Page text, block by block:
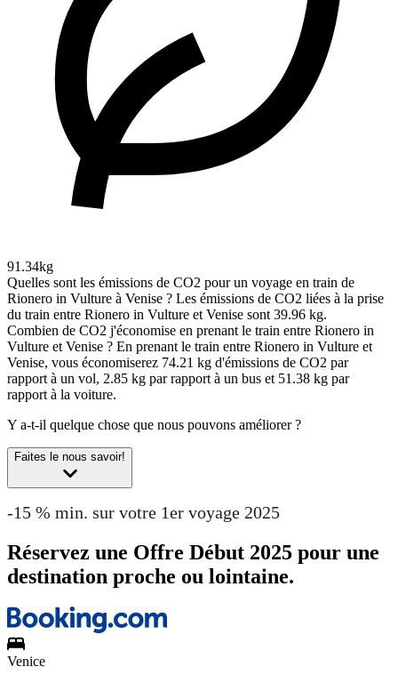
91.34kg
Quelles sont les émissions de CO2 pour un voyage en train de
Rionero in Vulture à Venise ? Les émissions de CO2 liées à la prise
du train entre Rionero in Vulture et Venise sont 39.96 kg.
Combien de CO2 j'économise en prenant le train entre Rionero in
Vulture et Venise ? En prenant le train entre Rionero in Vulture et
Venise, vous économiserez 74.21 kg d'émissions de CO2 par
rapport à un vol, 2.85 kg par rapport à un bus et 51.38 kg par
rapport à la voiture.
Y a-t-il quelque chose que nous pouvons améliorer ?
Faites le nous savoir!
-15 % min. sur votre 1er voyage 2025
Réservez une Offre Début 2025 pour une
destination proche ou lointaine.
Venice